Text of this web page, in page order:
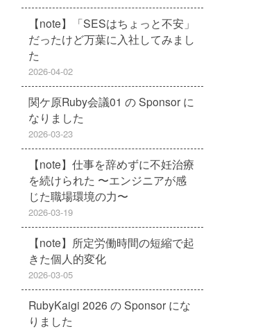
【note】「SESはちょっと不安」
だったけど万葉に入社してみまし
た
2026-04-02
関ケ原Ruby会議01 の Sponsor に
なりました
2026-03-23
【note】仕事を辞めずに不妊治療
を続けられた 〜エンジニアが感
じた職場環境の力〜
2026-03-19
【note】所定労働時間の短縮で起
きた個人的変化
2026-03-05
RubyKaigi 2026 の Sponsor にな
りました